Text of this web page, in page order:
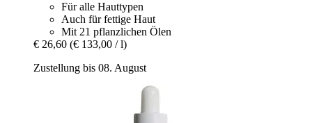
Für alle Hauttypen
Auch für fettige Haut
Mit 21 pflanzlichen Ölen
€ 26,60 (€ 133,00 / l)
Zustellung bis 08. August